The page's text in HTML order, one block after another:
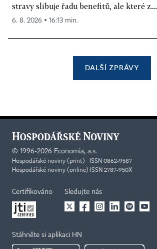
stravy slibuje řadu benefitů, ale které z...
6. 8. 2026 ▪ 16:13 min.
DALŠÍ ZPRÁVY
© 1996-2026 Economia, a.s.
Hospodářské noviny (print) ISSN 0862-9587
Hospodářské noviny (online) ISSN 2787-950X
Certifikováno Sledujte nás
Stáhněte si aplikaci HN